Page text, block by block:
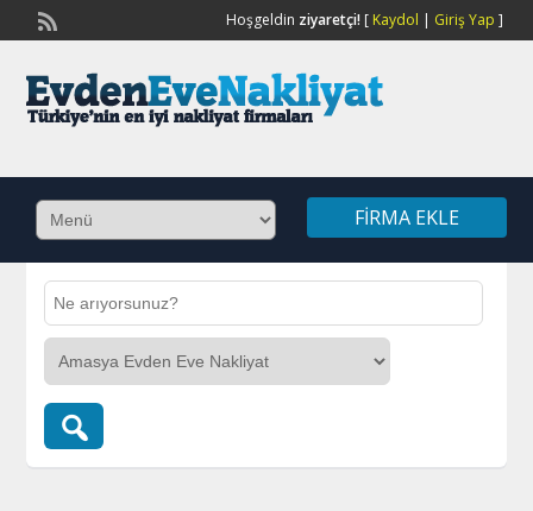
Hoşgeldin ziyaretçi![ Kaydol | Giriş Yap ]
FIRMA EKLE